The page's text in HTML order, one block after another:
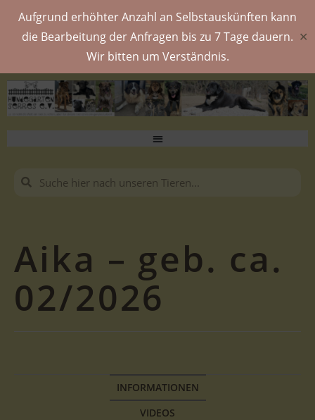
Aufgrund erhöhter Anzahl an Selbstauskünften kann
die Bearbeitung der Anfragen bis zu 7 Tage dauern.
Wir bitten um Verständnis.
✕
Aika – geb. ca.
02/2026
INFORMATIONEN
VIDEOS